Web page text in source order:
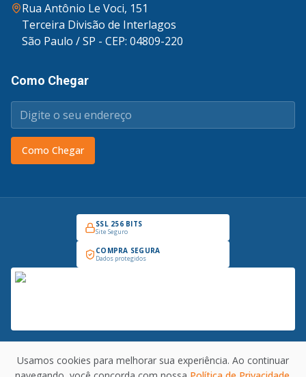
Rua Antônio Le Voci, 151
Terceira Divisão de Interlagos
São Paulo / SP - CEP: 04809-220
Como Chegar
Como Chegar
SSL 256 BITS
Site Seguro
COMPRA SEGURA
Dados protegidos
Copyright © 2026 Prado Industrial - Todos os direitos reservados. CNPJ:
Usamos cookies para melhorar sua experiência. Ao continuar